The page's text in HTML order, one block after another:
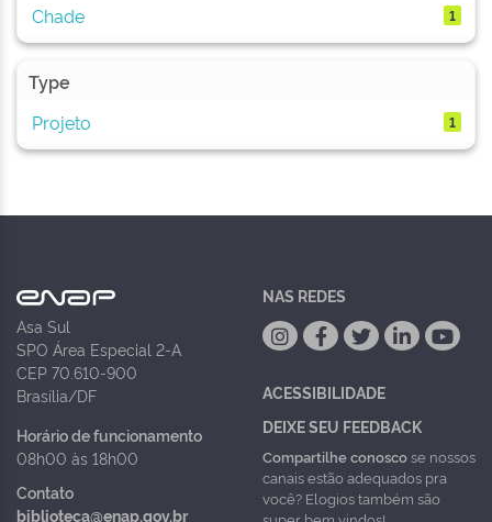
Chade 1
Type
Projeto
1
Asa Sul
SPO Área Especial 2-A
CEP 70.610-900
Brasília/DF
Horário de funcionamento
08h00 às 18h00
Contato
biblioteca@enap.gov.br
NAS REDES
ACESSIBILIDADE
DEIXE SEU FEEDBACK
Compartilhe conoscose nossos
canais estão adequados pra
você? Elogios também são